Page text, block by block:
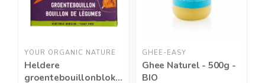
YOUR ORGANIC NATURE
Heldere
groentebouillonblokjes
GHEE-EASY
Ghee Naturel - 500g -
BIO